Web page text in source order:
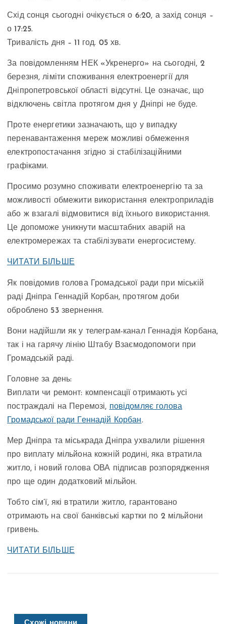
Схід сонця сьогодні очікується о 6:20, а захід сонця –
о 17:25.
Тривалість дня – 11 год. 05 хв.
За повідомленням НЕК «Укренерго» на сьогодні, 2
березня, ліміти споживання електроенергії для
Дніпропетровської області відсутні. Це означає, що
відключень світла протягом дня у Дніпрі не буде.
Проте енергетики зазначають, що у випадку
перенавантаження мереж можливі обмеження
електропостачання згідно зі стабілізаційними
графіками.
Просимо розумно споживати електроенергію та за
можливості обмежити використання електроприладів
або ж взагалі відмовитися від їхнього використання.
Це допоможе уникнути масштабних аварій на
електромережах та стабілізувати енергосистему.
ЧИТАТИ БІЛЬШЕ
Як повідомив голова Громадської ради при міській
раді Дніпра Геннадій Корбан, протягом доби
оброблено 53 звернення.
Вони надійшли як у телеграм-канал Геннадія Корбана,
так і на гарячу лінію Штабу Взаємодопомоги при
Громадській раді.
Головне за день:
Виплати чи ремонт: компенсації отримають усі
постраждалі на Перемозі, повідомляє голова
Громадської ради Геннадій Корбан.
Мер Дніпра та міськрада Дніпра ухвалили рішення
про виплату мільйона кожній родині, яка втратила
житло, і новий голова ОВА підписав розпорядження
про ще один додатковий мільйон.
Тобто сім’ї, які втратили житло, гарантовано
отримають на свої банківські картки по 2 мільйони
гривень.
ЧИТАТИ БІЛЬШЕ